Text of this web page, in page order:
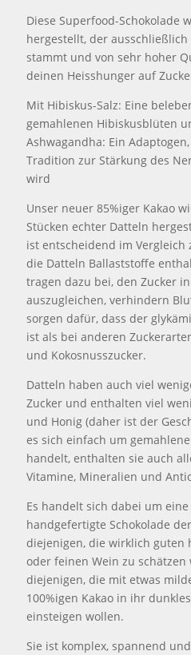
Diese Superfood-Schokolade
hergestellt, der
stammt und von sehr hoher
deinen Heisshunger auf
Mit Hibiskus-Salz: Eine
gemahlenen Hibiskusblüten
Ashwagandha: Ein
Tradition zur Stärkung des
wird
Unser neuer 85%iger Kakao
Stücken echter Datteln
ist entscheidend im Vergleich
die Datteln Ballaststoffe
tragen dazu bei, den Zucker
auszugleichen, verhindern
sorgen dafür, dass der
ist als bei anderen
und Kokosnusszucker.
Datteln haben auch viel
Zucker und enthalten viel
und Honig (daher ist der
es sich einfach um
handelt, enthalten sie auch
Vitamine, Mineralien und
Es handelt sich dabei um
handgefertigte Schokolade
diejenigen, die wirklich guten
oder feinen Wein zu
diejenigen, die mit etwas
100%igen Kakao in ihr
einsteigen wollen.
Sie ist komplex, spannend